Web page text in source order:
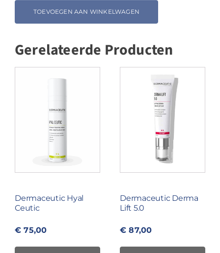
Vit-
TOEVOEGEN AAN WINKELWAGEN
Gerelateerde Producten
Dermaceutic Hyal
Ceutic
€ 75,00
Dermaceutic Derma
Lift 5.0
€ 87,00